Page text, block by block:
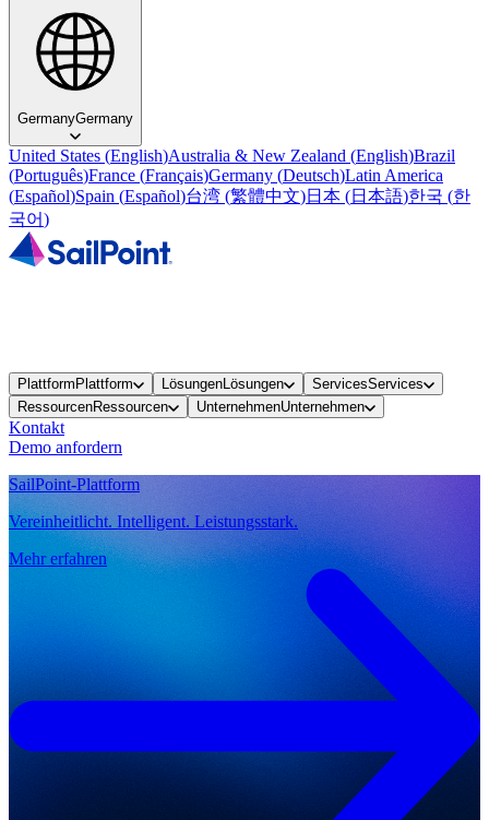
GermanyGermany
United States (English)Australia & New Zealand (English)Brazil
(Português)France (Français)Germany (Deutsch)Latin America
(Español)Spain (Español)台湾 (繁體中文)日本 (日本語)한국 (한
국어)
Plattform Plattform LösungenLösungen ServicesServices
RessourcenRessourcen UnternehmenUnternehmen
Kontakt
Demo anfordern
SailPoint-Plattform
Vereinheitlicht. Intelligent. Leistungsstark.
Mehr erfahren